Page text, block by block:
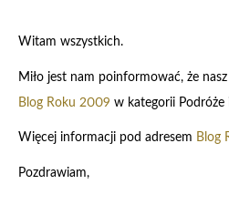
Witam wszystkich.
Miło jest nam poinformować, że
Blog Roku 2009 w kategorii Podróże
Więcej informacji pod adresem Blog
Pozdrawiam,